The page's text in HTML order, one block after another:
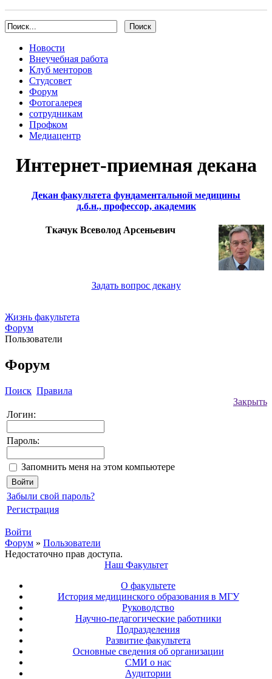
Новости
Внеучебная работа
Клуб менторов
Студсовет
Форум
Фотогалерея
сотрудникам
Профком
Медиацентр
Интернет-приемная декана
Декан факультета фундаментальной медицины
д.б.н., профессор, академик
Ткачук Всеволод Арсеньевич
Задать вопрос декану
Жизнь факультета
Форум
Пользователи
Форум
Поиск Правила
Закрыть
Логин:
Пароль:
Запомнить меня на этом компьютере
Забыли свой пароль?
Регистрация
Войти
Форум » Пользователи
Недостаточно прав доступа.
Наш Факультет
О факультете
История медицинского образования в МГУ
Руководство
Научно-педагогические работники
Подразделения
Развитие факультета
Основные сведения об организации
СМИ о нас
Аудитории